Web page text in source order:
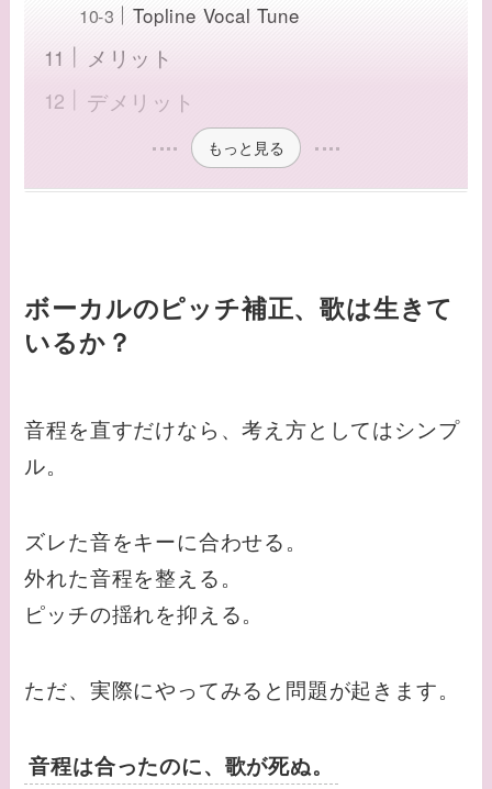
Topline Vocal Tune
メリット
デメリット
もっと見る
ボーカルのピッチ補正、歌は生きて
いるか？
音程を直すだけなら、考え方としてはシンプ
ル。
ズレた音をキーに合わせる。
外れた音程を整える。
ピッチの揺れを抑える。
ただ、実際にやってみると問題が起きます。
音程は合ったのに、歌が死ぬ。